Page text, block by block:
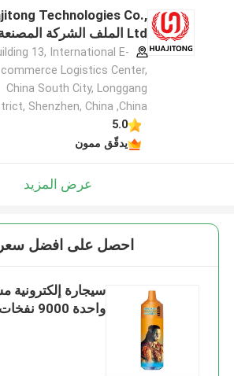
Technologies Co.,
Ltd الملف الشركة المصنعة
13, International E-
commerce Logistics Center,
China South City, Longgang
Shenzhen, China ,China
5.0
يدقّق ممون
عرض المزيد
احصل على افضل
سيجارة إلكترونية
واحدة 9000 نفخات القش المانجو